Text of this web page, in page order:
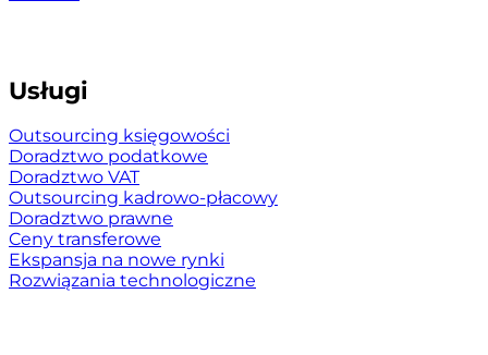
Usługi
Outsourcing księgowości
Doradztwo podatkowe
Doradztwo VAT
Outsourcing kadrowo-płacowy
Doradztwo prawne
Ceny transferowe
Ekspansja na nowe rynki
Rozwiązania technologiczne